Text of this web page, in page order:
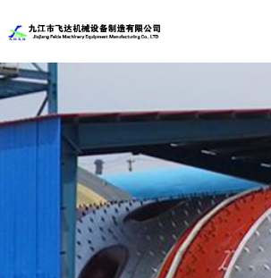
网站首页
关于我们
产品展示
资质证书
联系我们